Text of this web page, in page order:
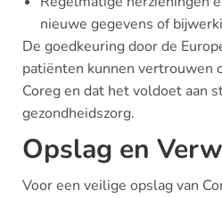
nieuwe gegevens of
De goedkeuring door de
patiënten kunnen vertrouwen
Coreg en dat het voldoet aan
gezondheidszorg.
Opslag en
Voor een veilige opslag van